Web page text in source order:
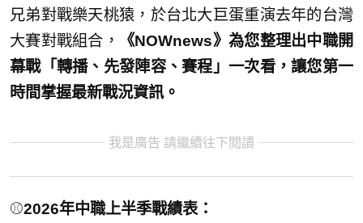
兄弟對戰樂天桃猿，於台北大巨蛋重演去年的台灣
大賽對戰組合，
《NOWnews》為您整理出中職開
幕戰「轉播、先發陣容、賽程」一次看，讓您第一
時間掌握最新戰況資訊。
我是廣告 請繼續往下閱讀
⚾2026年中職上半季戰績表：